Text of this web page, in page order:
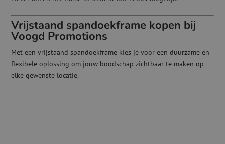
Vrijstaand spandoekframe kopen bij
Voogd Promotions
Met een vrijstaand spandoekframe kies je voor een duurzame en
flexibele oplossing om jouw boodschap zichtbaar te maken op
elke gewenste locatie.